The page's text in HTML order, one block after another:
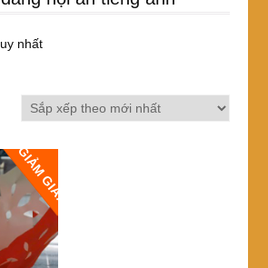
nhất
GIẢM GIÁ!